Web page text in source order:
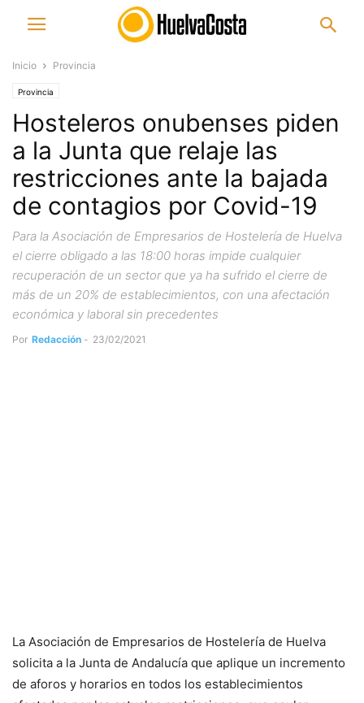
Inicio Provincia
Provincia
Hosteleros onubenses piden
a la Junta que relaje las
restricciones ante la bajada
de contagios por Covid-19
Para la Asociación de Empresarios de Hostelería de Huelva
el cierre obligado a las 18:00 horas impide cualquier
recuperación de un sector que ya ha sufrido el cierre de
más de un 20% de establecimientos, con una afectación
económica y laboral sin precedentes
Por Redacción - 23/02/2021
La Asociación de Empresarios de Hostelería de Huelva
solicita a la Junta de Andalucía que aplique un incremento
de aforos y horarios en todos los establecimientos